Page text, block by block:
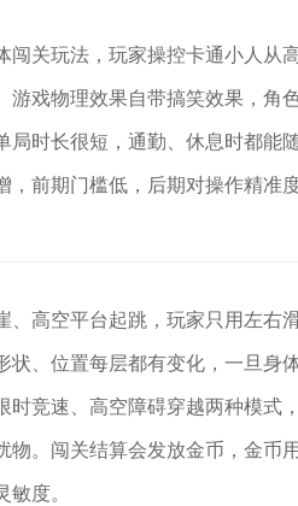
闯关玩法，玩家操控卡通小人从
游戏物理效果自带搞笑效果，角
局时长很短，通勤、休息时都能
前期门槛低，后期对操作精准
、高空平台起跳，玩家只用左右
状、位置每层都有变化，一旦身
时竞速、高空障碍穿越两种模式
。闯关结算会发放金币，金币
度。